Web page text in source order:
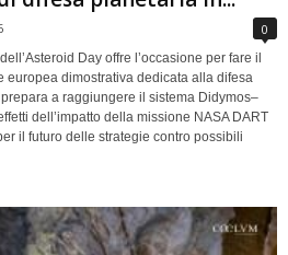
0
Day offre l’occasione per fare il
europea dimostrativa dedicata alla difesa
a raggiungere il sistema Didymos–
dell’impatto della missione NASA DART
il futuro delle strategie contro possibili